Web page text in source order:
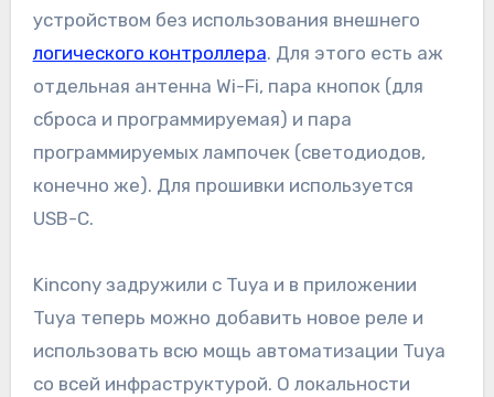
устройством без использования внешнего
логического контроллера. Для этого есть аж
отдельная антенна Wi-Fi, пара кнопок (для
сброса и программируемая) и пара
программируемых лампочек (светодиодов,
конечно же). Для прошивки используется
USB-C.
Kincony задружили с Tuya и в приложении
Tuya теперь можно добавить новое реле и
использовать всю мощь автоматизации Tuya
со всей инфраструктурой. О локальности